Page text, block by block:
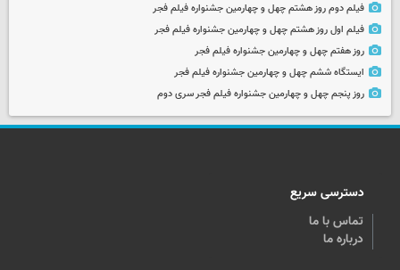
فیلم دوم روز هشتم چهل و چهارمین جشنواره فیلم فجر
فیلم اول روز هشتم چهل و چهارمین جشنواره فیلم فجر
روز هفتم چهل و چهارمین جشنواره فیلم فجر
ایستگاه ششم چهل و چهارمین جشنواره فیلم فجر
روز پنجم چهل و چهارمین جشنواره فیلم فجر سری دوم
دسترسی سریع
تماس با ما
درباره ما